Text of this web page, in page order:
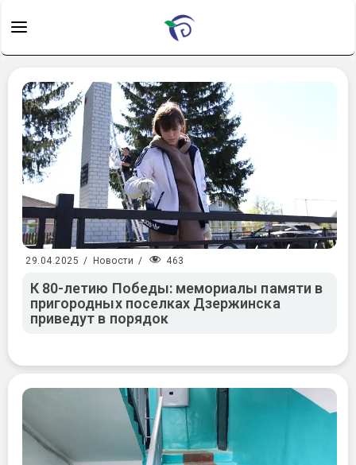
29.04.2025 / Новости / 463
К 80-летию Победы: мемориалы памяти в
пригородных поселках Дзержинска
приведут в порядок